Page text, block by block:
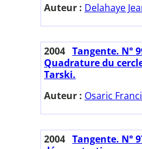
Auteur : Delahaye
2004 Tangente. N°
Quadrature du
Tarski.
Auteur : Osaric
2004 Tangente. N°